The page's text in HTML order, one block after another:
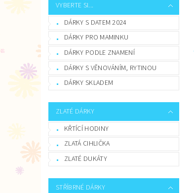
VYBERTE SI...
DÁRKY S DATEM 2024
DÁRKY PRO MAMINKU
DÁRKY PODLE ZNAMENÍ
DÁRKY S VĚNOVÁNÍM, RYTINOU
DÁRKY SKLADEM
ZLATÉ DÁRKY
KŘTÍCÍ HODINY
ZLATÁ CIHLIČKA
ZLATÉ DUKÁTY
STŘÍBRNÉ DÁRKY